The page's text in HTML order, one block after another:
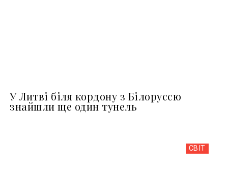
У Литві біля кордону з Білоруссю
знайшли ще один тунель
СВІТ